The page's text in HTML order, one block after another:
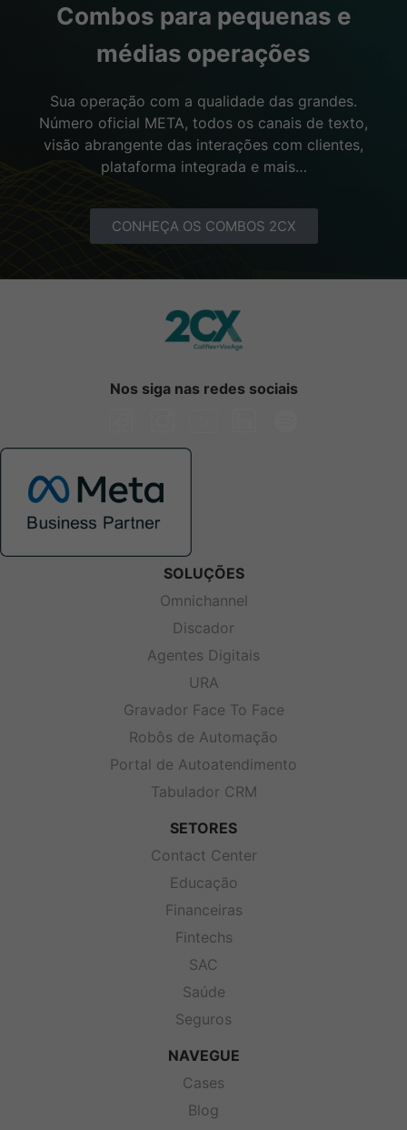
Combos para pequenas e
médias operações
Sua operação com a qualidade das grandes.
Número oficial META, todos os canais de texto,
visão abrangente das interações com clientes,
plataforma integrada e mais…
CONHEÇA OS COMBOS 2CX
Nos siga nas redes sociais
SOLUÇÕES
Omnichannel
Discador
Agentes Digitais
URA
Gravador Face To Face
Robôs de Automação
Portal de Autoatendimento
Tabulador CRM
SETORES
Contact Center
Educação
Financeiras
Fintechs
SAC
Saúde
Seguros
NAVEGUE
Cases
Blog